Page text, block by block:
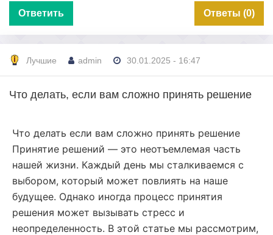
Ответить Ответы (0)
Лучшие admin 30.01.2025 - 16:47
Что делать, если вам сложно принять решение
Что делать если вам сложно принять решение
Принятие решений — это неотъемлемая часть
нашей жизни. Каждый день мы сталкиваемся с
выбором, который может повлиять на наше
будущее. Однако иногда процесс принятия
решения может вызывать стресс и
неопределенность. В этой статье мы рассмотрим,